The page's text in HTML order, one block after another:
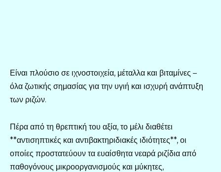
Είναι πλούσιο σε ιχνοστοιχεία, μέταλλα και βιταμίνες –
όλα ζωτικής σημασίας για την υγιή και ισχυρή ανάπτυξη
των ριζών.
Πέρα από τη θρεπτική του αξία, το μέλι διαθέτει
**αντισηπτικές και αντιβακτηριδιακές ιδιότητες**, οι
οποίες προστατεύουν τα ευαίσθητα νεαρά ριζίδια από
παθογόνους μικροοργανισμούς και μύκητες,